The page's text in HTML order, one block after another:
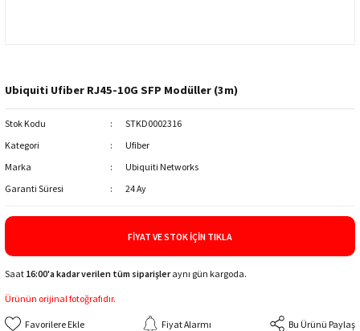
Ubiquiti Ufiber RJ45-10G SFP Modüller (3m)
Stok Kodu
STKD0002316
Kategori
Ufiber
Marka
Ubiquiti Networks
Garanti Süresi
24 Ay
FIYAT VE STOK İÇIN TIKLA
Saat 16:00'a kadar verilen tüm siparişleraynı gün kargoda.
Ürünün orijinal fotoğrafıdır.
Fiyat Alarmı Bu Ürünü Paylaş